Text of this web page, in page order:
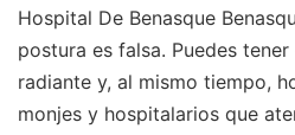
Hospital De Benasque
postura es falsa. Puedes
radiante y, al mismo tiempo,
monjes y hospitalarios que